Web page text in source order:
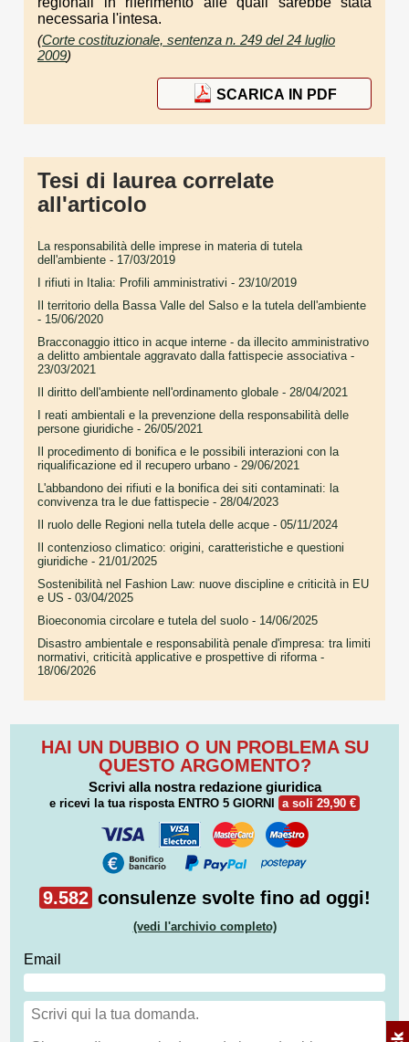
necessaria l'intesa.
(Corte costituzionale, sentenza n. 249 del 24 luglio
2009)
SCARICA IN PDF
Tesi di laurea correlate
all'articolo
La responsabilità delle imprese in materia di tutela
dell'ambiente - 17/03/2019
I rifiuti in Italia: Profili amministrativi - 23/10/2019
Il territorio della Bassa Valle del Salso e la tutela dell'ambiente
- 15/06/2020
Bracconaggio ittico in acque interne - da illecito amministrativo
a delitto ambientale aggravato dalla fattispecie associativa -
23/03/2021
Il diritto dell'ambiente nell'ordinamento globale - 28/04/2021
I reati ambientali e la prevenzione della responsabilità delle
persone giuridiche - 26/05/2021
Il procedimento di bonifica e le possibili interazioni con la
riqualificazione ed il recupero urbano - 29/06/2021
L'abbandono dei rifiuti e la bonifica dei siti contaminati: la
convivenza tra le due fattispecie - 28/04/2023
Il ruolo delle Regioni nella tutela delle acque - 05/11/2024
Il contenzioso climatico: origini, caratteristiche e questioni
giuridiche - 21/01/2025
Sostenibilità nel Fashion Law: nuove discipline e criticità in EU
e US - 03/04/2025
Bioeconomia circolare e tutela del suolo - 14/06/2025
Disastro ambientale e responsabilità penale d'impresa: tra limiti
normativi, criticità applicative e prospettive di riforma -
18/06/2026
HAI UN DUBBIO O UN PROBLEMA SU
QUESTO ARGOMENTO?
Scrivi alla nostra redazione giuridica
e ricevi la tua risposta ENTRO 5 GIORNI a soli 29,90 €
9.582 consulenze svolte fino ad oggi!
(vedi l'archivio completo)
Email